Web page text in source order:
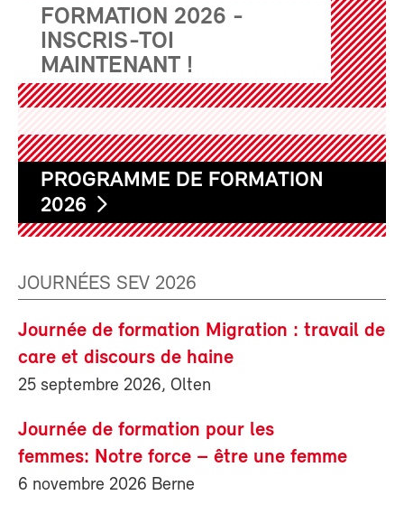
FORMATION 2026 -
INSCRIS-TOI
MAINTENANT !
PROGRAMME DE FORMATION
2026
JOURNÉES SEV 2026
Journée de formation Migration : travail de
care et discours de haine
25 septembre 2026, Olten
Journée de formation pour les
femmes: Notre force – être une femme
6 novembre 2026 Berne